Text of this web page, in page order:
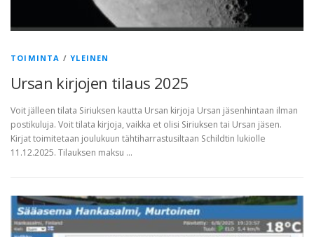
TOIMINTA /YLEINEN
Ursan kirjojen tilaus 2025
Voit jälleen tilata Siriuksen kautta Ursan kirjoja Ursan jäsenhintaan ilman
postikuluja. Voit tilata kirjoja, vaikka et olisi Siriuksen tai Ursan jäsen.
Kirjat toimitetaan joulukuun tähtiharrastusiltaan Schildtin lukiolle
11.12.2025. Tilauksen maksu …